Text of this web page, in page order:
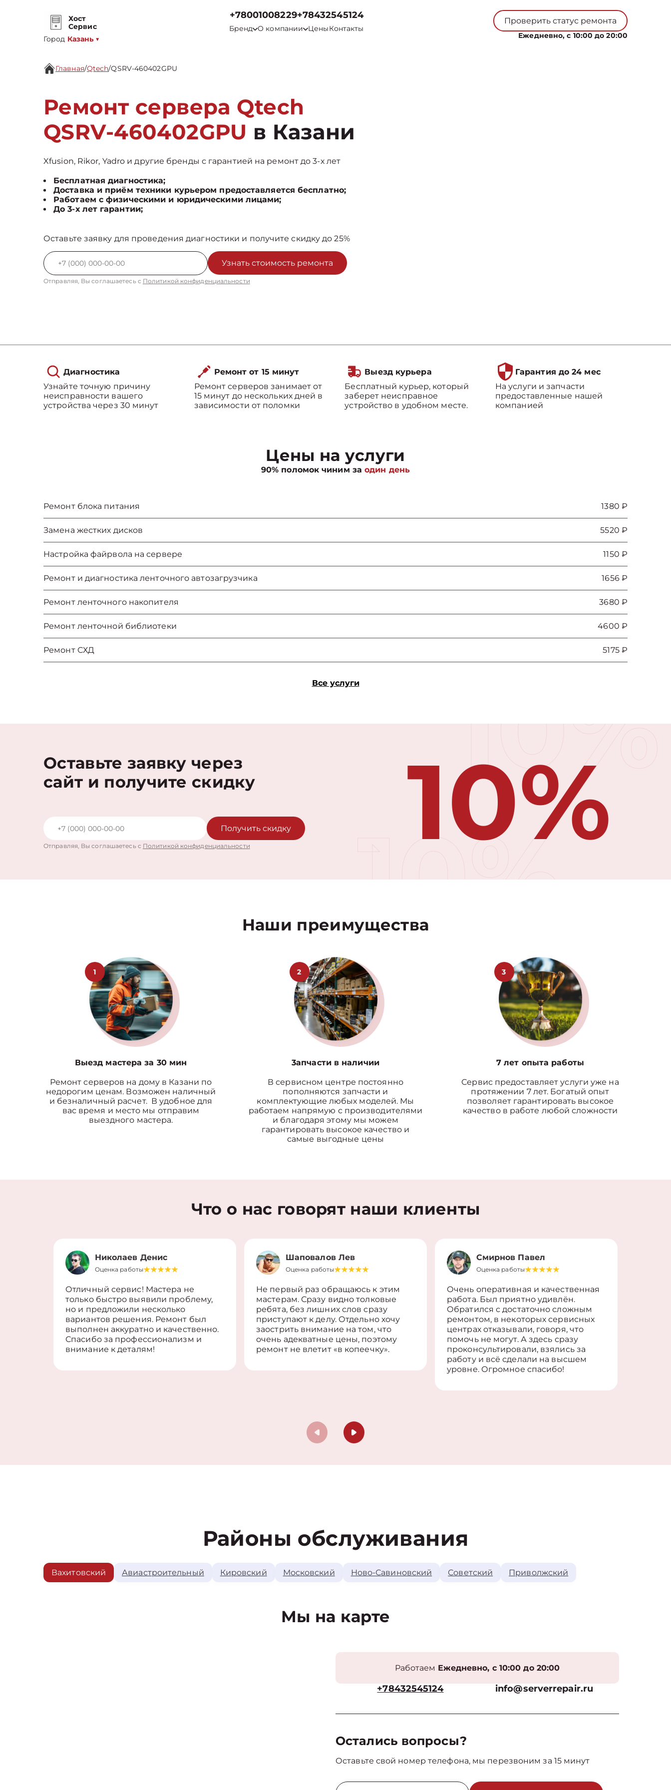
Хост
Сервис
Город Казань ▼
+78001008229+78432545124
Бренд О компании ЦеныКонтакты
Проверить статус ремонта
Ежедневно, с 10:00 до 20:00
Главная/Qtech/QSRV-460402GPU
Ремонт сервера Qtech
QSRV-460402GPU в Казани
Xfusion, Rikor, Yadro и другие бренды с гарантией на ремонт до 3-х лет
Бесплатная диагностика;
Доставка и приём техники курьером предоставляется бесплатно;
Работаем с физическими и юридическими лицами;
До 3-х лет гарантии;
Оставьте заявку для проведения диагностики и получите скидку до 25%
Узнать стоимость ремонта
Отправляя, Вы соглашаетесь с Политикой конфиденциальности
Диагностика
Узнайте точную причину
неисправности вашего
устройства через 30 минут
Ремонт от 15 минут
Ремонт серверов занимает от
15 минут до нескольких дней в
зависимости от поломки
Выезд курьера
Бесплатный курьер, который
заберет неисправное
устройство в удобном месте.
Гарантия до 24 мес
На услуги и запчасти
предоставленные нашей
компанией
Цены на услуги
90% поломок чиним заодин день
Ремонт блока питания 1380 ₽
Замена жестких дисков 5520 ₽
Настройка файрвола на сервере 1150 ₽
Ремонт и диагностика ленточного автозагрузчика 1656 ₽
Ремонт ленточного накопителя 3680 ₽
Ремонт ленточной библиотеки 4600 ₽
Ремонт СХД 5175 ₽
Все услуги
Оставьте заявку через
сайт и получите скидку
Получить скидку
Отправляя, Вы соглашаетесь с Политикой конфиденциальности 10%
10%
10%
Наши преимущества
1
Выезд мастера за 30 мин
Ремонт серверов на дому в Казани по
недорогим ценам. Возможен наличный
и безналичный расчет. В удобное для
вас время и место мы отправим
выездного мастера.
2
3апчасти в наличии
В сервисном центре постоянно
пополняются запчасти и
комплектующие любых моделей. Мы
работаем напрямую с производителями
и благодаря этому мы можем
гарантировать высокое качество и
самые выгодные цены
3
7 лет опыта работы
Сервис предоставляет услуги уже на
протяжении 7 лет. Богатый опыт
позволяет гарантировать высокое
качество в работе любой сложности
Что о нас говорят наши клиенты
Николаев Денис
Оценка работы
Отличный сервис! Мастера не
только быстро выявили проблему,
но и предложили несколько
вариантов решения. Ремонт был
выполнен аккуратно и качественно.
Спасибо за профессионализм и
внимание к деталям!
Шаповалов Лев
Оценка работы
Не первый раз обращаюсь к этим
мастерам. Сразу видно толковые
ребята, без лишних слов сразу
приступают к делу. Отдельно хочу
заострить внимание на том, что
очень адекватные цены, поэтому
ремонт не влетит «в копеечку».
Смирнов Павел
Оценка работы
Очень оперативная и качественная
работа. Был приятно удивлён.
Обратился с достаточно сложным
ремонтом, в некоторых сервисных
центрах отказывали, говоря, что
помочь не могут. А здесь сразу
проконсультировали, взялись за
работу и всё сделали на высшем
уровне. Огромное спасибо!
Районы обслуживания
Вахитовский Авиастроительный Кировский Московский Ново-Савиновский Советский Приволжский
Мы на карте
Работаем Ежедневно, с 10:00 до 20:00
+78432545124 info@serverrepair.ru
Остались вопросы?
Оставьте свой номер телефона, мы перезвоним за 15 минут